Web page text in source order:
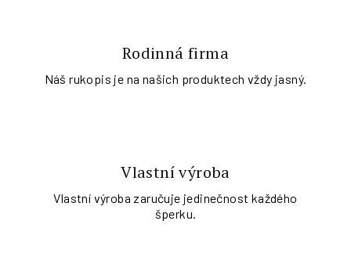
Rodinná firma
Náš rukopis je na našich produktech vždy jasný.
Vlastní výroba
Vlastní výroba zaručuje jedinečnost každého
šperku.